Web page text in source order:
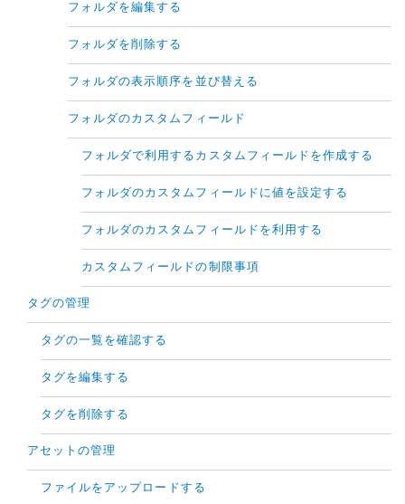
フォルダを編集する
フォルダを削除する
フォルダの表示順序を並び替える
フォルダのカスタムフィールド
フォルダで利用するカスタムフィールドを作成する
フォルダのカスタムフィールドに値を設定する
フォルダのカスタムフィールドを利用する
カスタムフィールドの制限事項
タグの管理
タグの一覧を確認する
タグを編集する
タグを削除する
アセットの管理
ファイルをアップロードする